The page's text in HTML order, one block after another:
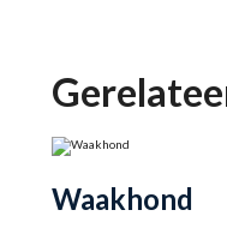
Waakhond